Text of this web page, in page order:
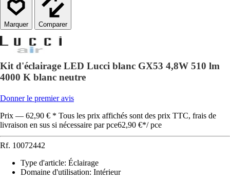
Comparer
Kit d'éclairage LED Lucci blanc GX53 4,8W 510 lm
4000 K blanc neutre
Donner le premier avis
Prix — 62,90 € * Tous les prix affichés sont des prix TTC, frais de
livraison en sus si nécessaire par pce62,90 €*/ pce
Rf. 10072442
Type d'article: Éclairage
Domaine d'utilisation: Intérieur